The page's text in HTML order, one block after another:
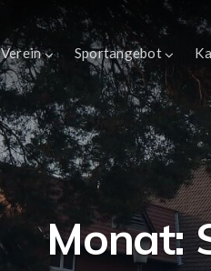
Verein Sportangebot
Monat: